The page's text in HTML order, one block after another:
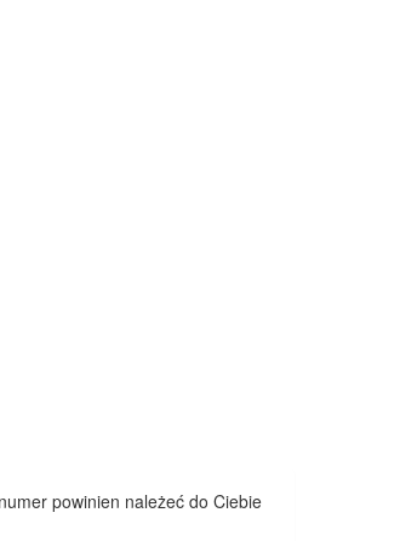
powinien należeć do Ciebie